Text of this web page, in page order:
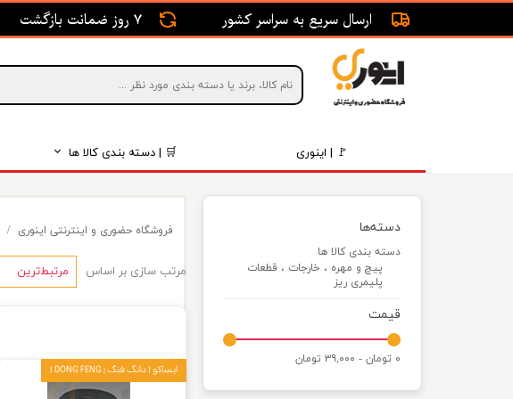
🚩 | اینوری 🛒 | دسته بندی کالا ها
قطعات بدنه
موتور و اگزوز
برقی و الکتریکی
قطعات داخلی
ارسال سریع به سراسر کشور 7 روز ضمانت بازگشت
دسته‌ها
دسته بندی کالا ها
پیچ و مهره ، خارجات ، قطعات
پلیمری ریز
قیمت
۰ تومان - ۳۹,۰۰۰ تومان
فروشگاه حضوری و اینترنتی اینوری
مرتب سازی بر اساس مرتبط‌ترین
ایساکو ( دانگ فنگ | DONG FENG )